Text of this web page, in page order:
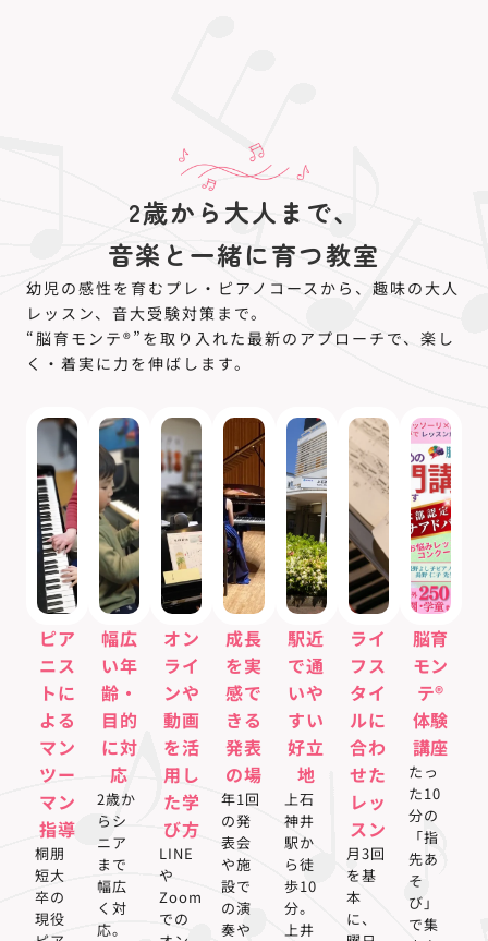
2歳から大人まで、
音楽と一緒に育つ教室
幼児の感性を育むプレ・ピアノコースから、趣味の大人
レッスン、音大受験対策まで。
“脳育モンテ®”を取り入れた最新のアプローチで、楽し
く・着実に力を伸ばします。
ピア
ニス
トに
よる
マン
ツー
マン
指導
桐朋
短大
卒の
現役
幅広
い年
齢・
目的
に対
応
2歳か
らシ
ニア
まで
幅広
く対
応。
オン
ライ
ンや
動画
を活
用し
た学
び方
LINE
や
Zoom
での
成長
を実
感で
きる
発表
の場
年1回
の発
表会
や施
設で
の演
奏や
駅近
で通
いや
すい
好立
地
上石
神井
駅か
ら徒
歩10
分。
上井
ライ
フス
タイ
ルに
合わ
せた
レッ
スン
月3回
を基
本
に、
脳育
モン
テ®
体験
講座
たっ
た10
分の
「指
先あ
そ
び」
で集